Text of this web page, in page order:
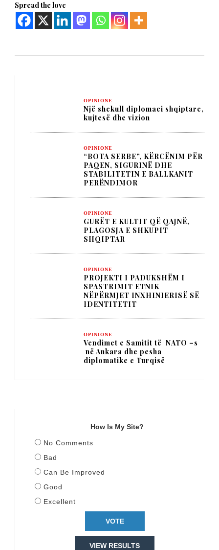
Spread the love
OPINIONE
Një shekull diplomaci shqiptare,
kujtesë dhe vizion
OPINIONE
“BOTA SERBE”, KËRCËNIM PËR
PAQEN, SIGURINË DHE
STABILITETIN E BALLKANIT
PERËNDIMOR
OPINIONE
GURËT E KULTIT QË QAJNË,
PLAGOSJA E SHKUPIT
SHQIPTAR
OPINIONE
PROJEKTI I PADUKSHËM I
SPASTRIMIT ETNIK
NËPËRMJET INXHINIERISË SË
IDENTITETIT
OPINIONE
Vendimet e Samitit të NATO –s
në Ankara dhe pesha
diplomatike e Turqisë
How Is My Site?
No Comments
Bad
Can Be Improved
Good
Excellent
VIEW RESULTS